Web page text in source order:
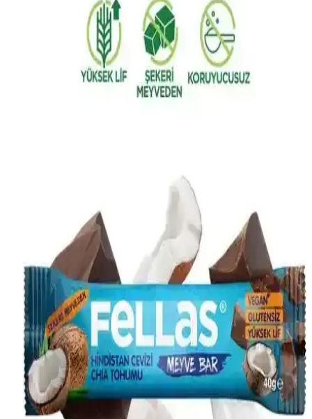
Omega 3 yağ asitlerinin bitkisel kaynakları hakkında arama
sonuçları bilgi sunmuyor. Keten tohumu, chia tohumu ve ceviz gibi
bitkisel kaynaklar genellikle bilinse de, arama sonuçları bu konuda
somut veri içermiyor.
Çilek, Chia ve Yaban Mersini ile Zenginleştirilmiş
Granola: Sağlıklı Atıştırmalık Seçenekleri ve
Meyveli Granola ve Chia Tohumu Karşılaştırması:
Sağlıklı Atıştırmalık Seçenekleri ve Faydaları
Meyveli granola ve chia tohumu, sağlıklı atıştırmalıklar arasında
popüler seçeneklerdir. Bu ürünler enerji, vitamin ve omega-3 gibi
faydalar sağlar, farklı kullanım alanlarıyla sağlıklı beslenmeye
katkıda bulunur.
Duru Lival Chia Aç-Kat Kutu Sağlıklı ve Pratik
Beslenme İçin Uygun Seçenek
Duru Lival Chia Aç-Kat Kutu, 30 küçük paket halinde taze ve
hijyenik chia tohumu sunar. Lif ve omega-3 zengini, çeşitli tariflerde
kullanılabilen pratik ürün, sağlıklı yaşamı destekler.
Beyaz ve Siyah Chia Tohumları Arasındaki Farklar
ve Besin Değerleri İncelemesi